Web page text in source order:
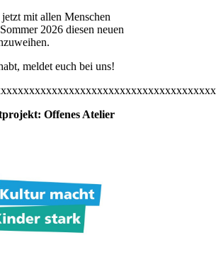
mit allen Menschen
2026 diesen neuen
meldet euch bei uns!
Offenes Atelier